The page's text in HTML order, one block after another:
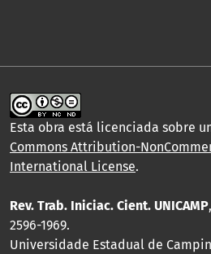
Esta obra está licenciada sobre
Commons Attribution-
International License.
Rev. Trab. Iniciac. Cient. UNICAMP
2596-1969.
Universidade Estadual de